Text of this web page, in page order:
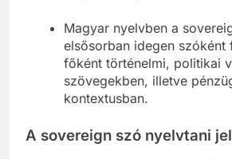
Magyar nyelvben a
elsősorban idegen szóként
főként történelmi, politikai
szövegekben, illetve
kontextusban.
A sovereign szó nyelvtani